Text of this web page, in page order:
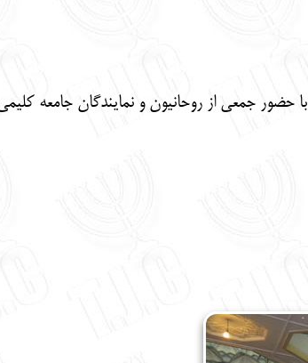
با حضور جمعی از روحانیون و نمایندگان جامعه